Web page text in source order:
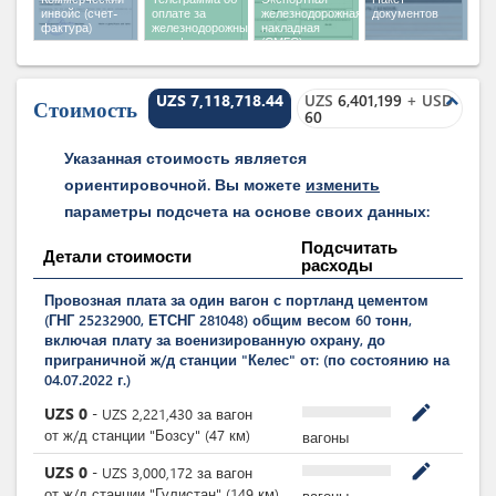
инвойс (счет-
фактура)
оплате за
железнодорожный
тариф по
железнодорожная
накладная
(СМГС)
документов
Стоимость UZS 7,118,718.44 UZS 6,401,199 + USD
60
expand_less
Указанная стоимость является
ориентировочной. Вы можете изменить
параметры подсчета на основе своих данных:
Детали стоимости
Подсчитать
расходы
Провозная плата за один вагон с портланд цементом
(ГНГ 25232900, ЕТСНГ 281048) общим весом 60 тонн,
включая плату за военизированную охрану, до
приграничной ж/д станции "Келес" от: (по состоянию на
04.07.2022 г.)
UZS 0 - UZS 2,221,430 за вагон
от ж/д станции "Бозсу" (47 км)
mode_edit
вагоны
UZS 0 - UZS 3,000,172 за вагон
mode_edit